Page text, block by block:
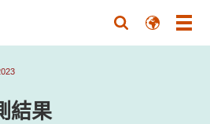
結果